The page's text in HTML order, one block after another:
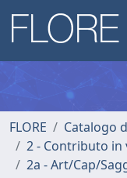
FLORE
Catalogo
2 - Contributo in
2a - Art/Cap/